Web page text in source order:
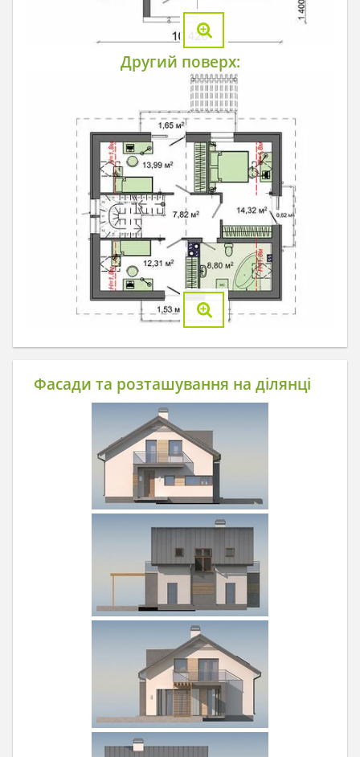
Другий поверх:
Фасади та розташування на ділянці